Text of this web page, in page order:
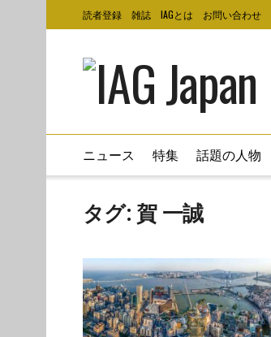
読者登録 雑誌 IAGとは お問い合わせ
ニュース 特集 話題の人物
タグ: 賀 一誠